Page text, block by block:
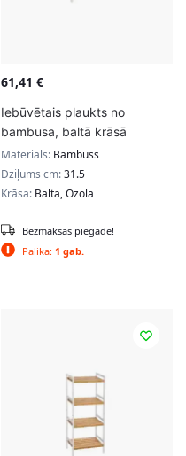
61,41 €
Iebūvētais plaukts no
bambusa, baltā krāsā
Materiāls: Bambuss
Dziļums cm:31.5
Krāsa: Balta, Ozola
Palika: 1 gab.
Bezmaksas piegāde!